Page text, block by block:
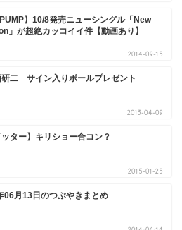
PUMP】10/8発売ニューシングル「New
」が超絶カッコイイ件【動画あり】
2014-09-15
研二 サイン入りボールプレゼント
2013-04-09
ッター】キリショー合コン？
2015-01-25
06月13日のつぶやきまとめ